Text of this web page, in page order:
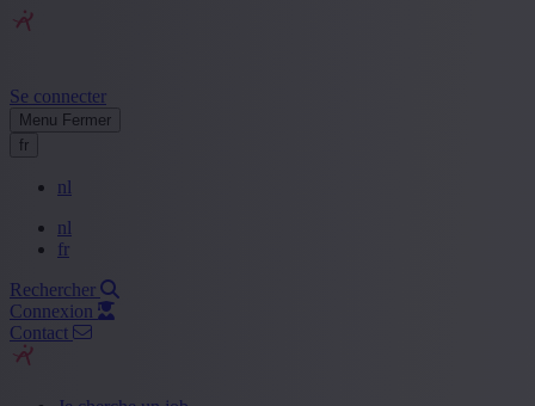
Se connecter
Menu Fermer
fr
nl
nl
fr
Rechercher
Connexion
Contact